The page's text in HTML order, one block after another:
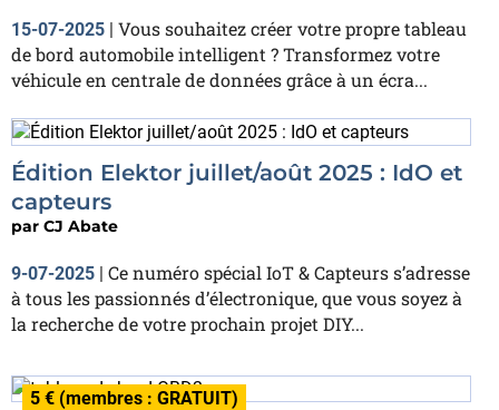
15-07-2025 | Vous souhaitez créer votre propre tableau
de bord automobile intelligent ? Transformez votre
véhicule en centrale de données grâce à un écra...
Édition Elektor juillet/août 2025 : IdO et
capteurs
par CJ Abate
9-07-2025 | Ce numéro spécial IoT & Capteurs s’adresse
à tous les passionnés d’électronique, que vous soyez à
la recherche de votre prochain projet DIY...
5 € (membres : GRATUIT)